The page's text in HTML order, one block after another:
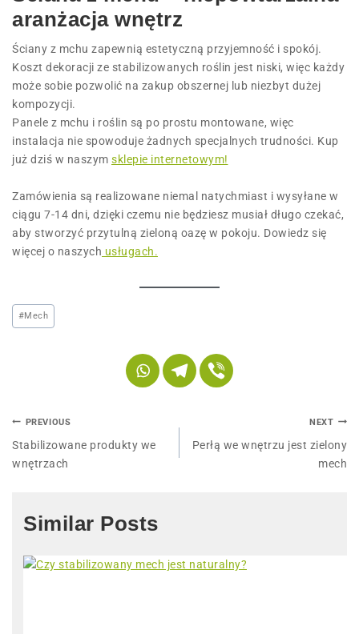
aranżacja wnętrz
Ściany z mchu zapewnią estetyczną przyjemność i spokój.
Koszt dekoracji ze stabilizowanych roślin jest niski, więc każdy
może sobie pozwolić na zakup obszernej lub niezbyt dużej
kompozycji.
Panele z mchu i roślin są po prostu montowane, więc
instalacja nie spowoduje żadnych specjalnych trudności. Kup
już dziś w naszym sklepie internetowym!
Zamówienia są realizowane niemal natychmiast i wysyłane w
ciągu 7-14 dni, dzięki czemu nie będziesz musiał długo czekać,
aby stworzyć przytulną zieloną oazę w pokoju. Dowiedz się
więcej o naszych usługach.
#Mech
PREVIOUS
Stabilizowane produkty we
wnętrzach
NEXT
Perłą we wnętrzu jest zielony
mech
Similar Posts